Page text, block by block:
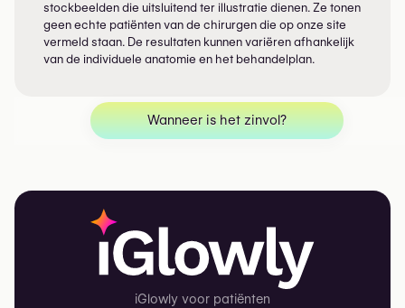
stockbeelden die uitsluitend ter illustratie dienen. Ze tonen
geen echte patiënten van de chirurgen die op onze site
vermeld staan. De resultaten kunnen variëren afhankelijk
van de individuele anatomie en het behandelplan.
Wanneer is het zinvol?
iGlowly voor patiënten